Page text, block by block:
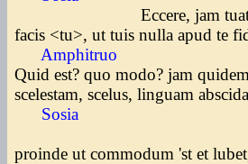
Eccere, jam
facis <tu>, ut tuis nulla apud te
Amphitruo
Quid est? quo modo? jam
scelestam, scelus, linguam
Sosia
Tuos
proinde ut commodum 'st et